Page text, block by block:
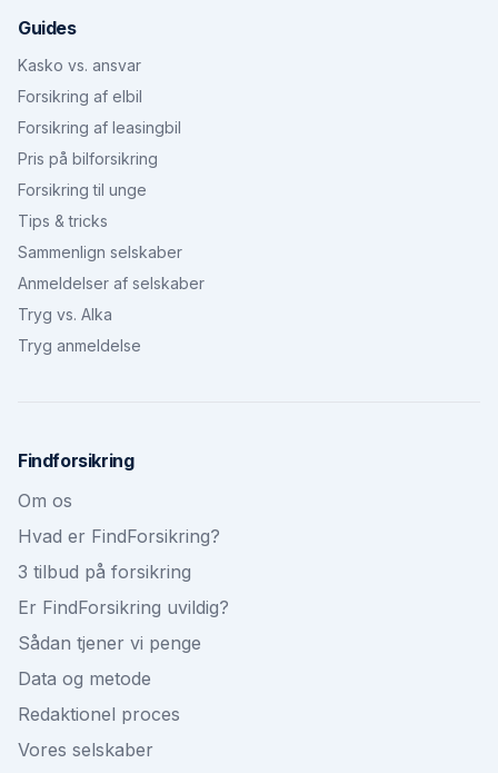
Guides
Kasko vs. ansvar
Forsikring af elbil
Forsikring af leasingbil
Pris på bilforsikring
Forsikring til unge
Tips & tricks
Sammenlign selskaber
Anmeldelser af selskaber
Tryg vs. Alka
Tryg anmeldelse
Findforsikring
Om os
Hvad er FindForsikring?
3 tilbud på forsikring
Er FindForsikring uvildig?
Sådan tjener vi penge
Data og metode
Redaktionel proces
Vores selskaber